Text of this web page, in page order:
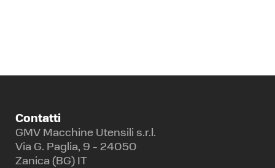
Contatti
GMV Macchine Utensili s.r.l.
Via G. Paglia, 9 - 24050
Zanica (BG) IT